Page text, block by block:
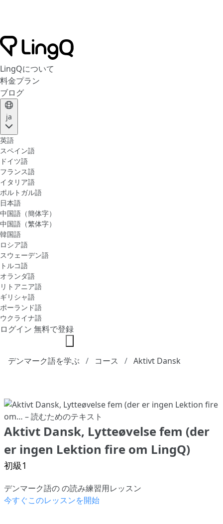
LingQについて
料金プラン
ブログ
ja
英語
スペイン語
ドイツ語
フランス語
イタリア語
ポルトガル語
日本語
中国語（簡体字）
中国語（繁体字）
韓国語
ロシア語
スウェーデン語
トルコ語
オランダ語
リトアニア語
ギリシャ語
ポーランド語
ウクライナ語
ログイン 無料で登録
デンマーク語を学ぶ コース Aktivt Dansk
Aktivt Dansk, Lytteøvelse fem (der
er ingen Lektion fire om LingQ)
初級1
デンマーク語の の読み練習用レッスン
今すぐこのレッスンを開始